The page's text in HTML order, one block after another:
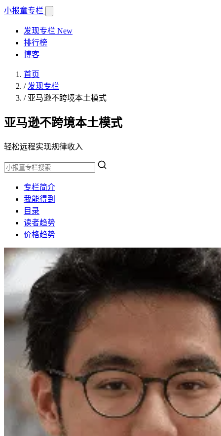
小报童专栏
发现专栏 New
排行榜
博客
首页
/ 发现专栏
/ 亚马逊不跨境本土模式
亚马逊不跨境本土模式
轻松远程实现规律收入
专栏简介
我能得到
目录
读者趋势
价格趋势